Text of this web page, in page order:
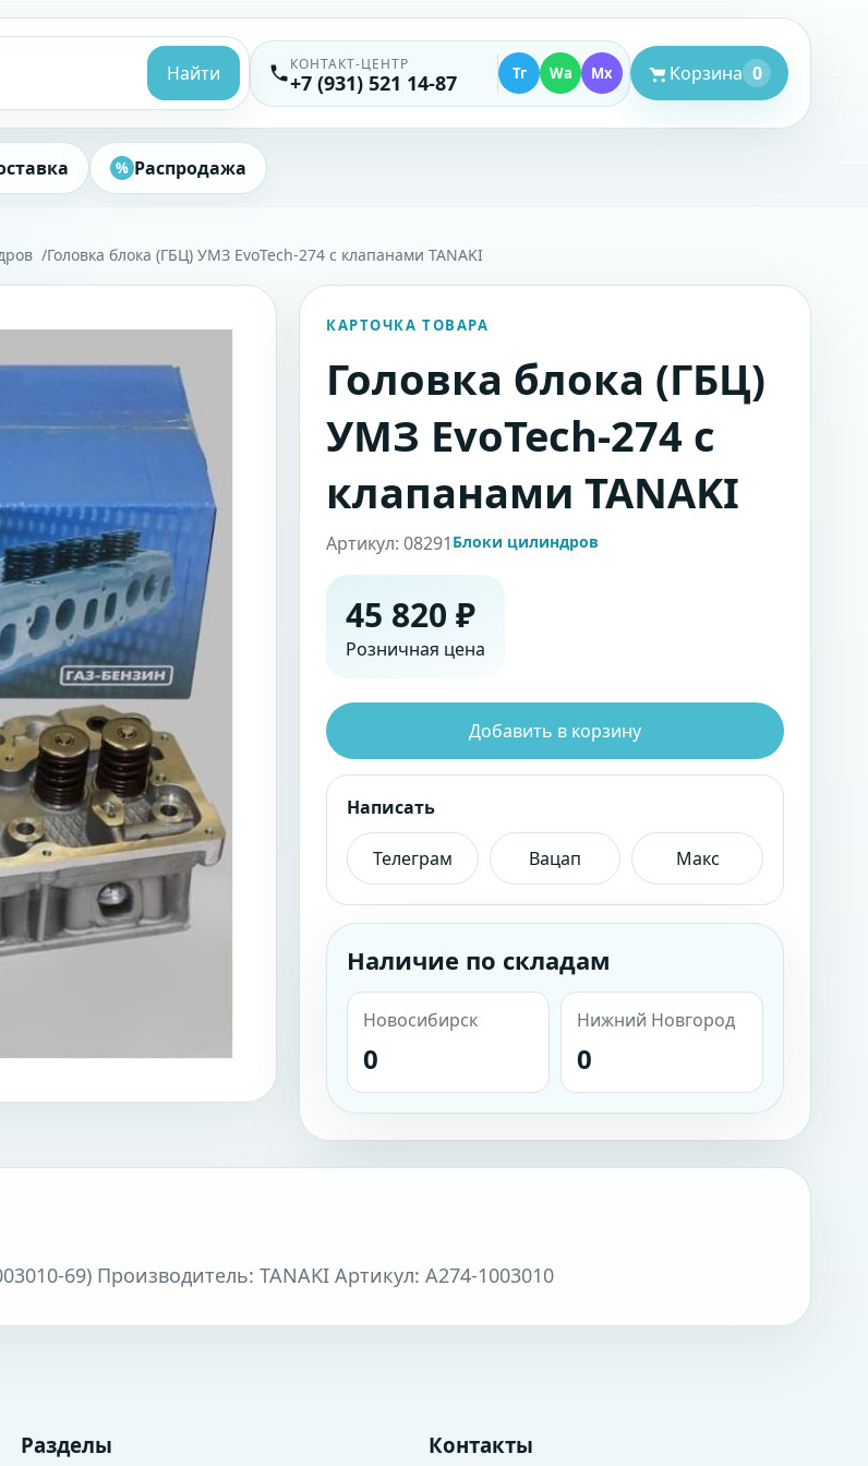
Найти КОНТАКТ-ЦЕНТР
+7 (931) 521 14-87 Тг Wa Mx Корзина 0
% Распродажа
Головка блока (ГБЦ) УМЗ EvoTech-274 с клапанами TANAKI
КАРТОЧКА ТОВАРА
Головка блока (ГБЦ)
УМЗ EvoTech-274 с
клапанами TANAKI
Артикул: 08291 Блоки цилиндров
45 820 ₽
Розничная цена
Добавить в корзину
Написать
Телеграм Вацап Макс
Наличие по складам
Новосибирск
0
Нижний Новгород
0
69) Производитель: TANAKI Артикул: А274-1003010
Разделы Контакты